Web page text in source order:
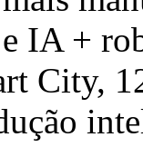
IA +
City,